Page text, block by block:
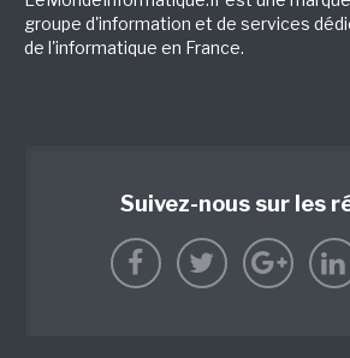
groupe d'information et de services
de l'informatique en France.
Suivez-nous sur les